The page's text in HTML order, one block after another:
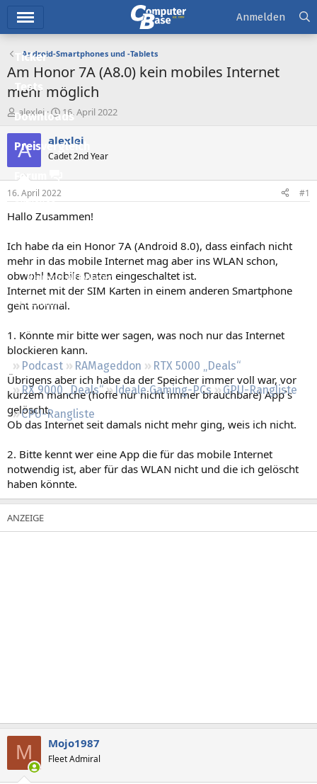
Ticker
Tests
Downloads
Preisvergleich
Forum
Aktuelles
Neue Beiträge
Neueste Aktivitäten
Leserartikel
Podcast RAMageddon
RTX 5000 „Deals“
RX 9000 „Deals“
Ideale Gaming-PCs
GPU-Rangliste
CPU-Rangliste
Anmelden
Android-Smartphones und -Tablets
Am Honor 7A (A8.0) kein mobiles Internet
mehr möglich
E
r
s
t
e
r
alexlei
E
r
s
t
e
t
a
16. April 2022
A alexlei
Cadet 2nd Year
16. April 2022 #1
Hallo Zusammen!
Ich habe da ein Honor 7A (Android 8.0), dass einfach nicht
mehr in das mobile Internet mag aber ins WLAN schon,
obwohl Mobile Daten eingeschaltet ist.
Internet mit der SIM Karten in einem anderen Smartphone
geht normal.
1. Könnte mir bitte wer sagen, was noch nur das Internet
blockieren kann.
Übrigens aber ich habe da der Speicher immer voll war, vor
kurzem manche (hoffe nur nicht immer brauchbare) App`s
gelöscht.
Ob das Internet seit damals nicht mehr ging, weis ich nicht.
2. Bitte kennt wer eine App die für das mobile Internet
notwendig ist, aber für das WLAN nicht und die ich gelöscht
haben könnte.
M Mojo1987
Fleet Admiral